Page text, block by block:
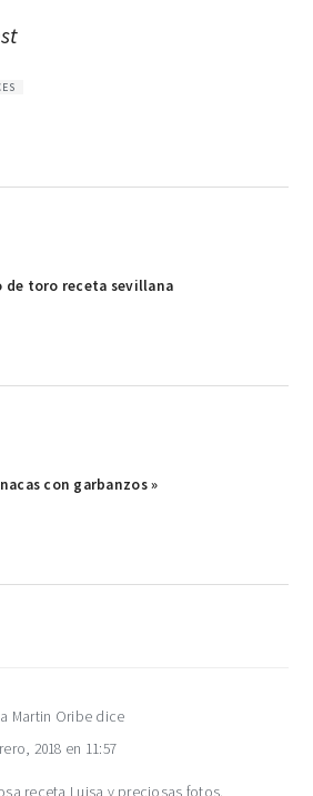
de toro receta sevillana
con garbanzos »
Martin Oribe dice
2018 en 11:57